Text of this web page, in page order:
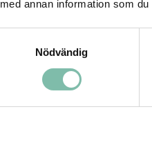
med annan information som
Nödvändig